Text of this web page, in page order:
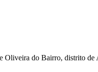
Oliveira do Bairro, distrito de